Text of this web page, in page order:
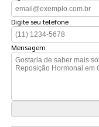
Digite seu telefone
Mensagem